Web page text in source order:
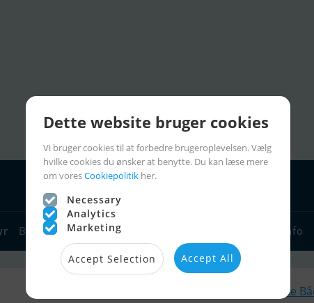
Bådforhandlere Sejlerlinks Sejlerinfo
Lignende
Dette website bruger cookies
Vi bruger cookies til at forbedre brugeroplevelsen. Vælg
hvilke cookies du ønsker at benytte. Du kan læse mere
om voresCookiepolitik her.
Necessary
Analytics
Marketing
Accept Selection Accept All